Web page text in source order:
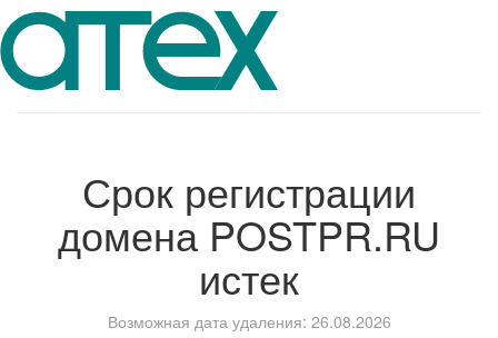
Срок регистрации
домена POSTPR.RU
истек
Возможная дата удаления: 26.08.2026